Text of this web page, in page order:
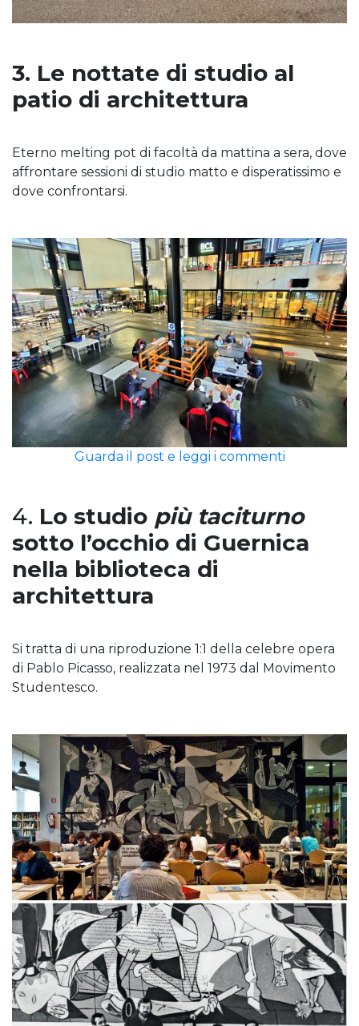
3. Le nottate di studio al
patio di architettura
Eterno melting pot di facoltà da mattina a sera, dove
affrontare sessioni di studio matto e disperatissimo e
dove confrontarsi.
Guarda il post e leggi i commenti
4. Lo studio più taciturno
sotto l’occhio di Guernica
nella biblioteca di
architettura
Si tratta di una riproduzione 1:1 della celebre opera
di Pablo Picasso, realizzata nel 1973 dal Movimento
Studentesco.